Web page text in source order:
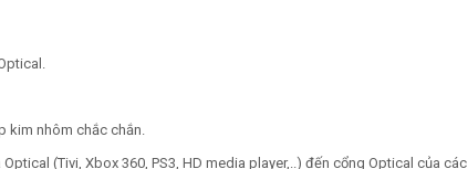
kim nhôm chắc chắn.
(Tivi, Xbox 360, PS3, HD media player,..) đến cổng Optical của các